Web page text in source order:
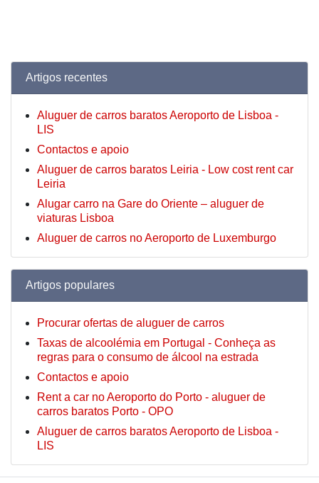
Artigos recentes
Aluguer de carros baratos Aeroporto de Lisboa -
LIS
Contactos e apoio
Aluguer de carros baratos Leiria - Low cost rent car
Leiria
Alugar carro na Gare do Oriente – aluguer de
viaturas Lisboa
Aluguer de carros no Aeroporto de Luxemburgo
Artigos populares
Procurar ofertas de aluguer de carros
Taxas de alcoolémia em Portugal - Conheça as
regras para o consumo de álcool na estrada
Contactos e apoio
Rent a car no Aeroporto do Porto - aluguer de
carros baratos Porto - OPO
Aluguer de carros baratos Aeroporto de Lisboa -
LIS